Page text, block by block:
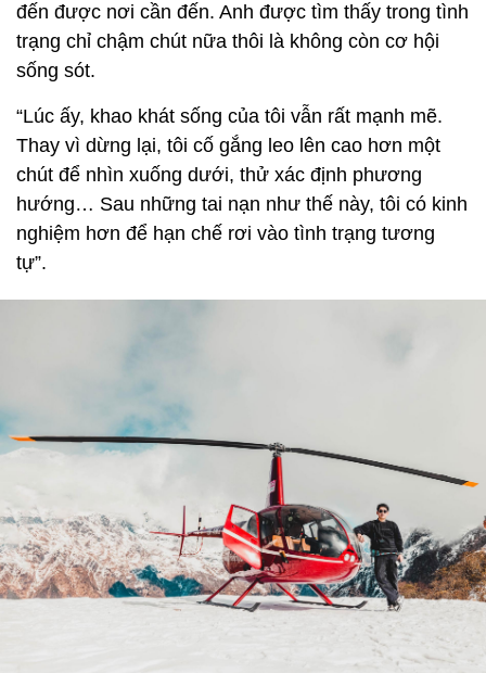
đến được nơi cần đến. Anh được tìm thấy trong tình
trạng chỉ chậm chút nữa thôi là không còn cơ hội
sống sót.
“Lúc ấy, khao khát sống của tôi vẫn rất mạnh mẽ.
Thay vì dừng lại, tôi cố gắng leo lên cao hơn một
chút để nhìn xuống dưới, thử xác định phương
hướng… Sau những tai nạn như thế này, tôi có kinh
nghiệm hơn để hạn chế rơi vào tình trạng tương
tự”.